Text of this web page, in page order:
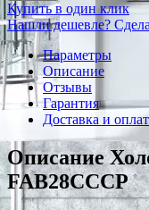
Купить в один клик
Нашли дешевле?
Параметры
Описание
Отзывы
Гарантия
Доставка и
Описание
FAB28CCCP